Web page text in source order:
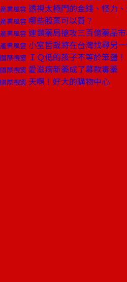
產業風雲 透視太極門的金錢、怪力
產業風雲 哪些股票可以買？
產業風雲 連鎖藥局搶攻三百億藥品
產業風雲 小室哲哉將在台灣找尋另
國際視窗 ＩＱ低的孩子不等於笨蛋！
國際視窗 愛滋病新藥成了募款毒藥
國際視窗 天啊！好大的購物中心